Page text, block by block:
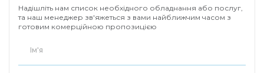
Надішліть нам список необхідного обладнання або послуг,
та наш менеджер зв'яжеться з вами найближчим часом з
готовим комерційною пропозицією